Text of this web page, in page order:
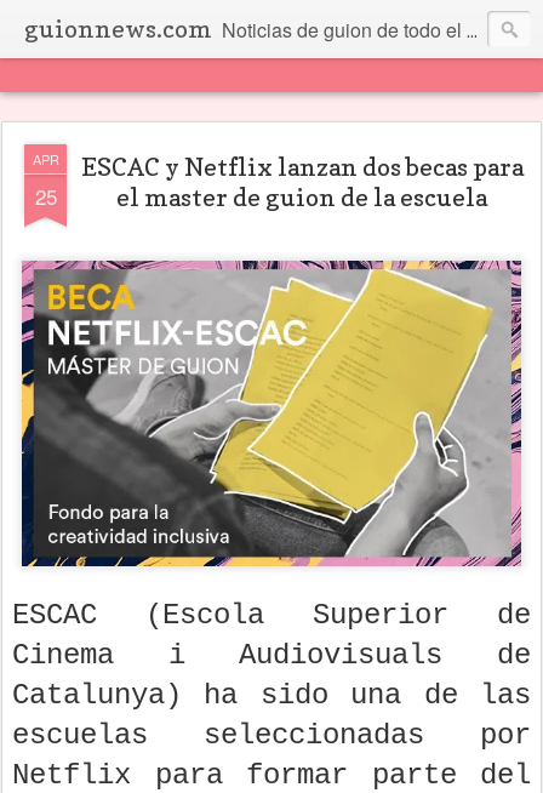
guionnews.com Noticias de guion de todo el mundo... Y más.
APR
25
ESCAC y Netflix lanzan dos becas para
el master de guion de la escuela
ESCAC (Escola Superior de
Cinema i Audiovisuals de
Catalunya) ha sido una de las
escuelas seleccionadas por
Netflix para formar parte del